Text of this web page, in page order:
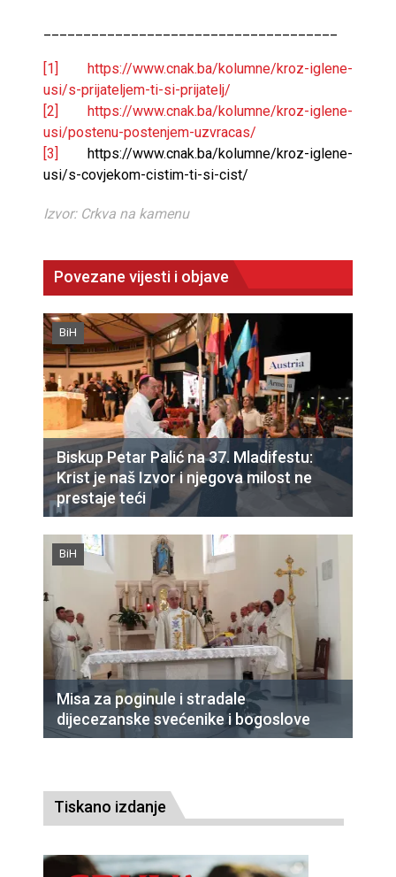
[1]
https://www.cnak.ba/kolumne/kroz-iglene-
usi/s-prijateljem-ti-si-prijatelj/
[2]
https://www.cnak.ba/kolumne/kroz-iglene-
usi/postenu-postenjem-uzvracas/
[3]
https://www.cnak.ba/kolumne/kroz-iglene-
usi/s-covjekom-cistim-ti-si-cist/
Izvor: Crkva na kamenu
Povezane vijesti i objave
BiH
Biskup Petar Palić na 37. Mladifestu:
Krist je naš Izvor i njegova milost ne
prestaje teći
BiH
Misa za poginule i stradale
dijecezanske svećenike i bogoslove
Tiskano izdanje